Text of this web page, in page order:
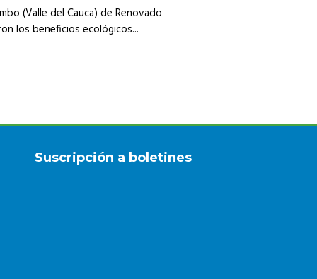
(Valle del Cauca) de Renovado
los beneficios ecológicos...
Suscripción a boletines